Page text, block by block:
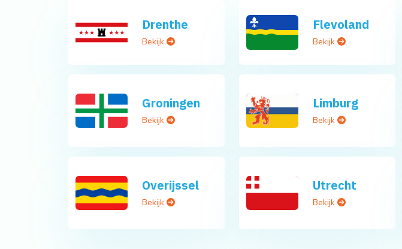
Drenthe
Bekijk
Flevoland
Bekijk
Groningen
Bekijk
Limburg
Bekijk
Overijssel
Bekijk
Utrecht
Bekijk